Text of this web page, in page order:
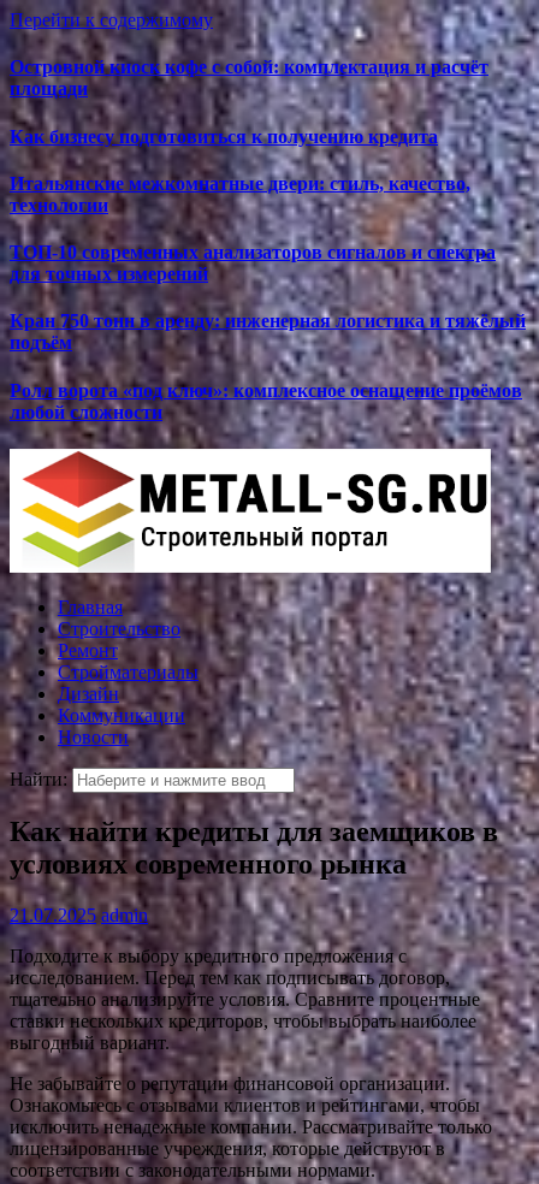
Перейти к содержимому
Островной киоск кофе с собой: комплектация и расчёт
площади
Как бизнесу подготовиться к получению кредита
Итальянские межкомнатные двери: стиль, качество,
технологии
ТОП-10 современных анализаторов сигналов и спектра
для точных измерений
Кран 750 тонн в аренду: инженерная логистика и тяжёлый
подъём
Ролл ворота «под ключ»: комплексное оснащение проёмов
любой сложности
Главная
Строительство
Ремонт
Стройматериалы
Дизайн
Коммуникации
Новости
Найти:
Как найти кредиты для заемщиков в
условиях современного рынка
21.07.2025 admin
Подходите к выбору кредитного предложения с
исследованием. Перед тем как подписывать договор,
тщательно анализируйте условия. Сравните процентные
ставки нескольких кредиторов, чтобы выбрать наиболее
выгодный вариант.
Не забывайте о репутации финансовой организации.
Ознакомьтесь с отзывами клиентов и рейтингами, чтобы
исключить ненадежные компании. Рассматривайте только
лицензированные учреждения, которые действуют в
соответствии с законодательными нормами.